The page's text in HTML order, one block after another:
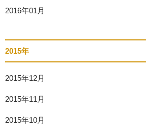
2016年01月
2015年
2015年12月
2015年11月
2015年10月